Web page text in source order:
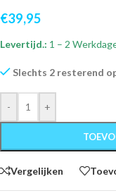
€39,95
Levertijd.: 1 – 2
Slechts 2 resterend
- +
Vergelijken